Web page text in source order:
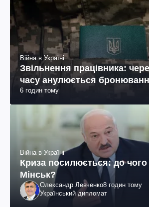
Війна в Україні
Звільнення працівника:
часу анулюється
6 годин тому
Війна в Україні
Криза посилюється: до чого
Мінськ?
Олександр Левченко8 годин тому
Український дипломат